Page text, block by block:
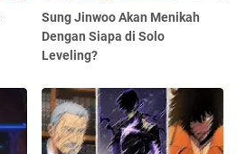
Sung Jinwoo Akan Menikah
Dengan Siapa di Solo
Leveling?